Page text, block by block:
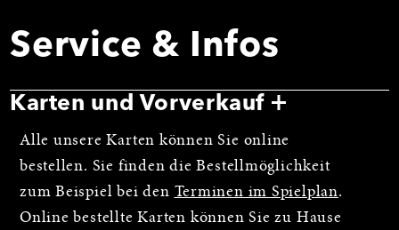
Service & Infos
Karten und Vorverkauf
Alle unsere Karten können Sie online
bestellen. Sie finden die Bestellmöglichkeit
zum Beispiel bei den Terminen im Spielplan.
Online bestellte Karten können Sie zu Hause